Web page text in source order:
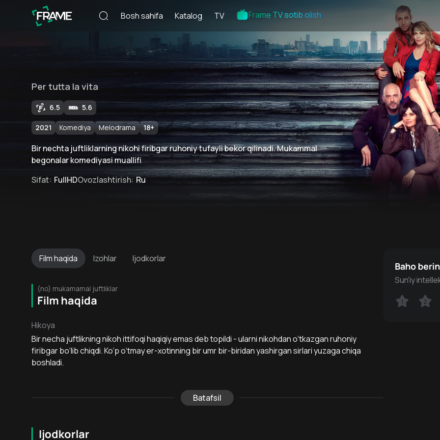
Bosh sahifa Katalog TV Frame TV sotib olish
Per tutta la vita
6.5 5.6
2021 Komediya Melodrama 18+
Bir nechta juftliklarning nikohi firibgar ruhoniy tufayli bekor qilinadi. Mukammal
begonalar komediyasi muallifi
Sifat: FullHDOvozlashtirish: Ru
Filmhaqida Izohlar Ijodkorlar
(no) mukamamal juftliklar
Film haqida
Hikoya
Bir necha juftlikning nikoh ittifoqi haqiqiy emas deb topildi - ularni nikohdan o‘tkazgan ruhoniy
firibgar bo‘lib chiqdi. Ko‘p o‘tmay er-xotinning bir umr bir-biridan yashirgan sirlari yuzaga chiqa
boshladi.
Batafsil
Ijodkorlar
Baho
Sun'iy
1 2
1 2